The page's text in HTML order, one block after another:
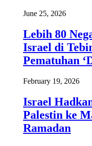
June 25, 2026
Lebih 80
Israel di
Pematuhan
February 19, 2026
Israel
Palestin ke
Ramadan